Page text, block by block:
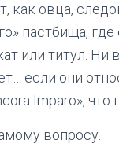
как овца,
пастбища,
или титул. Ни
если они
Imparo», что
вопросу.